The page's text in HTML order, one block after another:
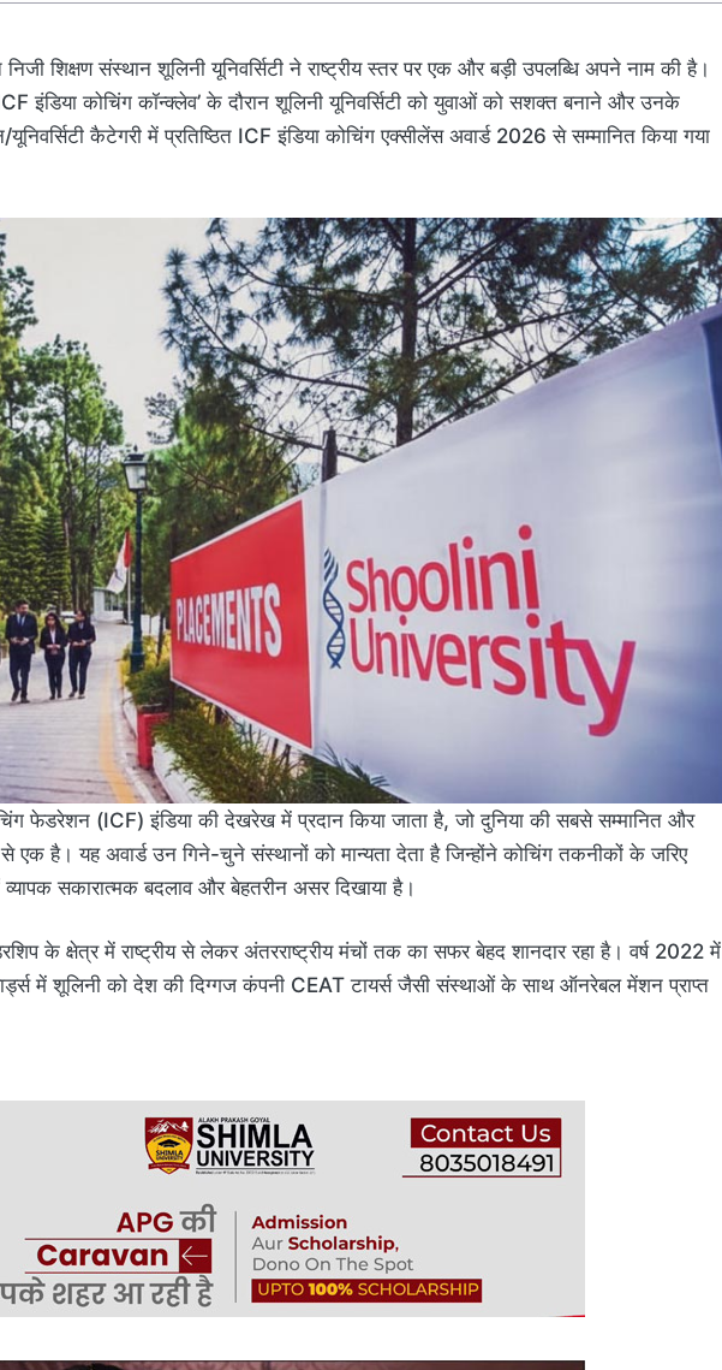
शिक्षण संस्थान शूलिनी यूनिवर्सिटी ने राष्ट्रीय स्तर पर एक और बड़ी उपलब्धि अपने नाम की है।
कोचिंग कॉन्क्लेव’ के दौरान शूलिनी यूनिवर्सिटी को युवाओं को सशक्त बनाने और उनके
कैटेगरी में प्रतिष्ठित ICF इंडिया कोचिंग एक्सीलेंस अवार्ड 2026 से सम्मानित किया गया
फेडरेशन (ICF) इंडिया की देखरेख में प्रदान किया जाता है, जो दुनिया की सबसे सम्मानित और
है। यह अवार्ड उन गिने-चुने संस्थानों को मान्यता देता है जिन्होंने कोचिंग तकनीकों के जरिए
सकारात्मक बदलाव और बेहतरीन असर दिखाया है।
के क्षेत्र में राष्ट्रीय से लेकर अंतरराष्ट्रीय मंचों तक का सफर बेहद शानदार रहा है। वर्ष 2022 में
में शूलिनी को देश की दिग्गज कंपनी CEAT टायर्स जैसी संस्थाओं के साथ ऑनरेबल मेंशन प्राप्त